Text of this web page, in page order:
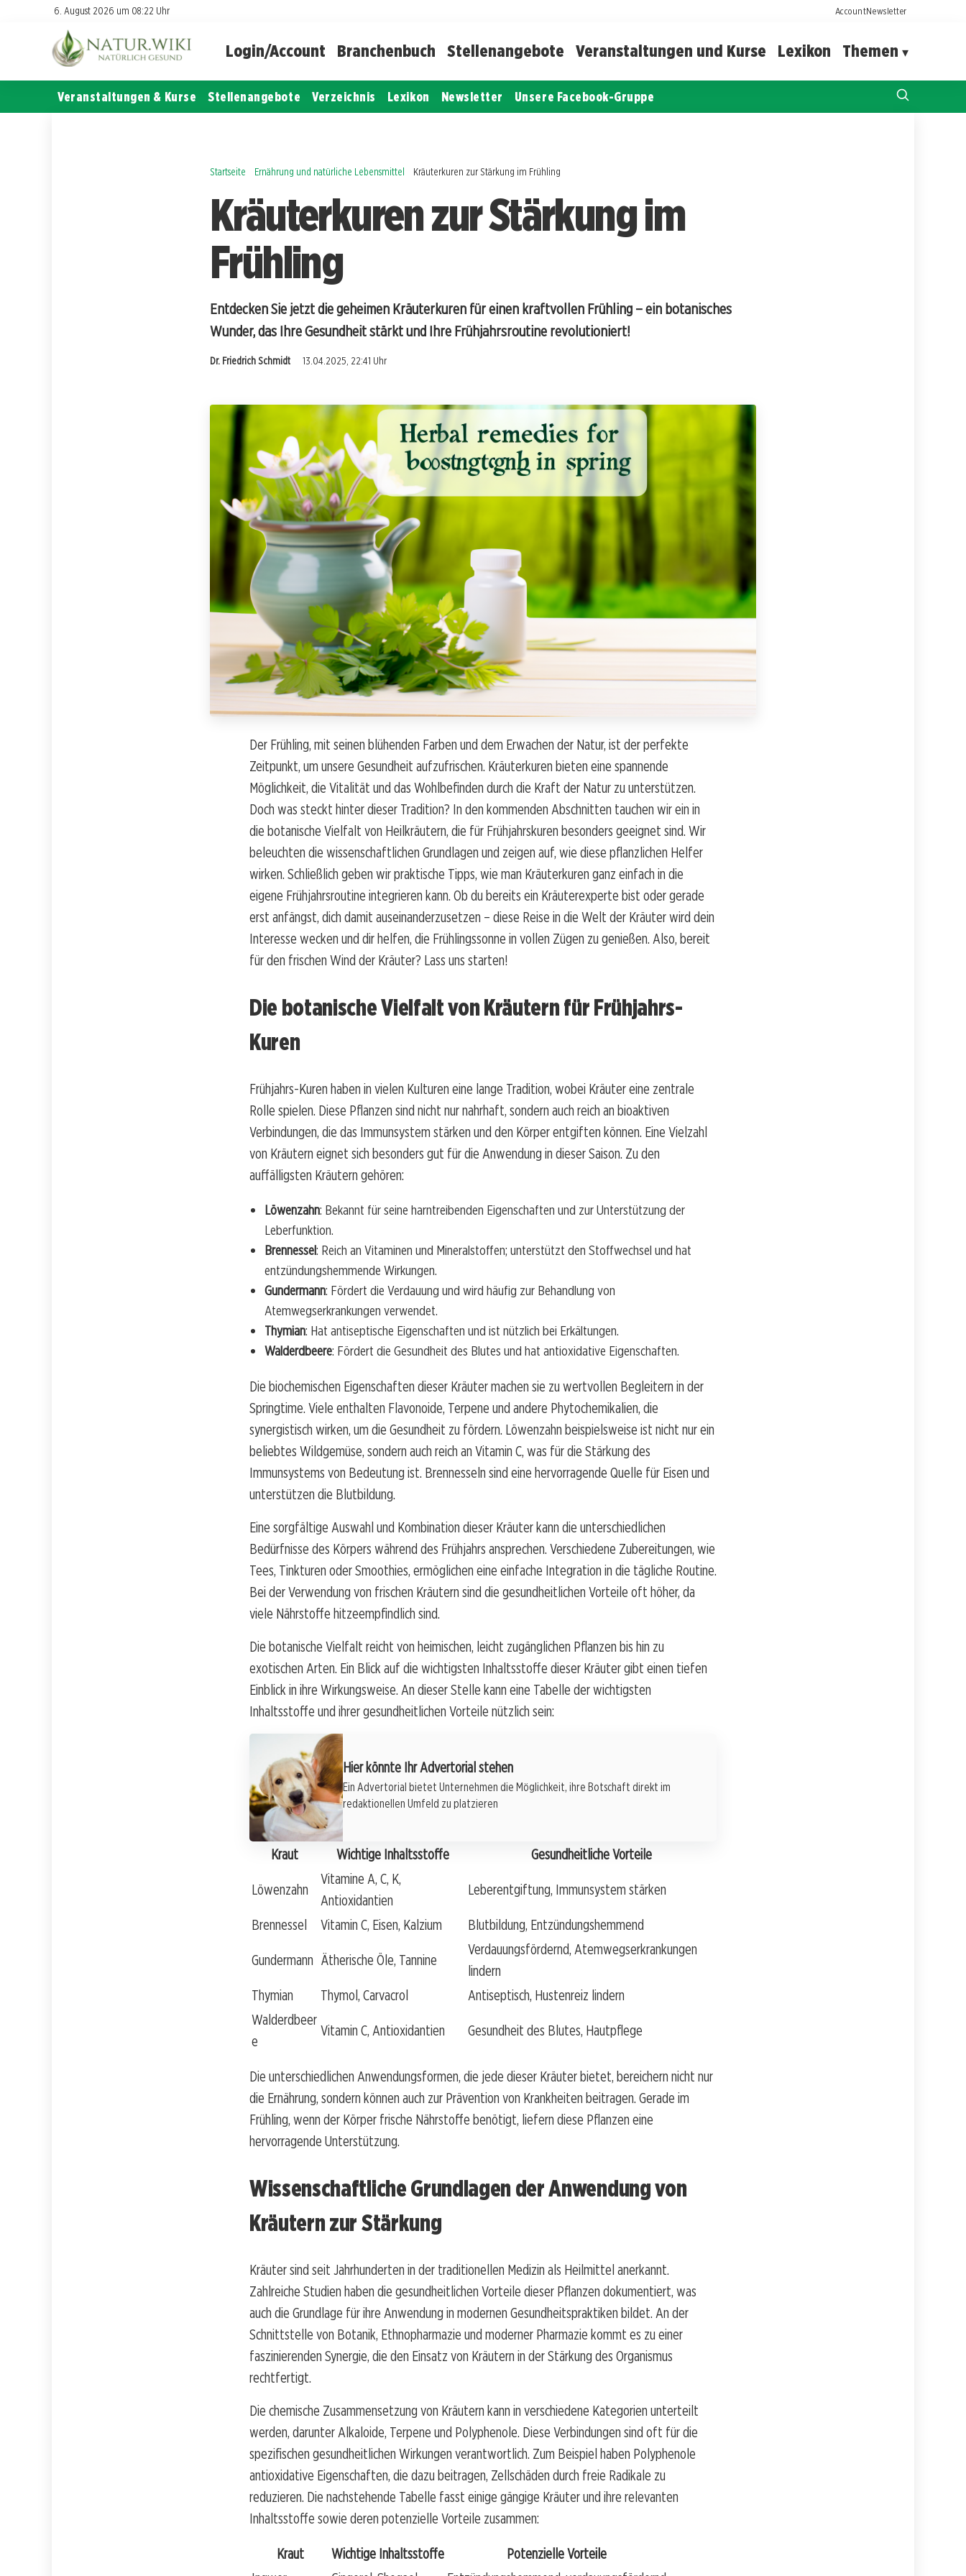
6. August 2026 um 08:22 Uhr AccountNewsletter
Login/Account Branchenbuch Stellenangebote Veranstaltungen und Kurse Lexikon Themen
Veranstaltungen & Kurse Stellenangebote Verzeichnis Lexikon Newsletter Unsere Facebook-Gruppe
Startseite Ernährung und natürliche Lebensmittel Kräuterkuren zur Stärkung im Frühling
Kräuterkuren zur Stärkung im
Frühling
Entdecken Sie jetzt die geheimen Kräuterkuren für einen kraftvollen Frühling – ein botanisches
Wunder, das Ihre Gesundheit stärkt und Ihre Frühjahrsroutine revolutioniert!
Dr. Friedrich Schmidt 13.04.2025, 22:41 Uhr
Der Frühling, mit seinen blühenden Farben und dem Erwachen der Natur, ist der perfekte
Zeitpunkt, um unsere Gesundheit aufzufrischen. Kräuterkuren bieten eine spannende
Möglichkeit, die Vitalität und das Wohlbefinden durch die Kraft der Natur zu unterstützen.
Doch was steckt hinter dieser Tradition? In den kommenden Abschnitten tauchen wir ein in
die botanische Vielfalt von Heilkräutern, die für Frühjahrskuren besonders geeignet sind. Wir
beleuchten die wissenschaftlichen Grundlagen und zeigen auf, wie diese pflanzlichen Helfer
wirken. Schließlich geben wir praktische Tipps, wie man Kräuterkuren ganz einfach in die
eigene Frühjahrsroutine integrieren kann. Ob du bereits ein Kräuterexperte bist oder gerade
erst anfängst, dich damit auseinanderzusetzen – diese Reise in die Welt der Kräuter wird dein
Interesse wecken und dir helfen, die Frühlingssonne in vollen Zügen zu genießen. Also, bereit
für den frischen Wind der Kräuter? Lass uns starten!
Die botanische Vielfalt von Kräutern für Frühjahrs-
Kuren
Frühjahrs-Kuren haben in vielen Kulturen eine lange Tradition, wobei Kräuter eine zentrale
Rolle spielen. Diese Pflanzen sind nicht nur nahrhaft, sondern auch reich an bioaktiven
Verbindungen, die das Immunsystem stärken und den Körper entgiften können. Eine Vielzahl
von Kräutern eignet sich besonders gut für die Anwendung in dieser Saison. Zu den
auffälligsten Kräutern gehören:
Löwenzahn: Bekannt für seine harntreibenden Eigenschaften und zur Unterstützung der
Leberfunktion.
Brennessel: Reich an Vitaminen und Mineralstoffen; unterstützt den Stoffwechsel und hat
entzündungshemmende Wirkungen.
Gundermann: Fördert die Verdauung und wird häufig zur Behandlung von
Atemwegserkrankungen verwendet.
Thymian: Hat antiseptische Eigenschaften und ist nützlich bei Erkältungen.
Walderdbeere: Fördert die Gesundheit des Blutes und hat antioxidative Eigenschaften.
Die biochemischen Eigenschaften dieser Kräuter machen sie zu wertvollen Begleitern in der
Springtime. Viele enthalten Flavonoide, Terpene und andere Phytochemikalien, die
synergistisch wirken, um die Gesundheit zu fördern. Löwenzahn beispielsweise ist nicht nur ein
beliebtes Wildgemüse, sondern auch reich an Vitamin C, was für die Stärkung des
Immunsystems von Bedeutung ist. Brennesseln sind eine hervorragende Quelle für Eisen und
unterstützen die Blutbildung.
Eine sorgfältige Auswahl und Kombination dieser Kräuter kann die unterschiedlichen
Bedürfnisse des Körpers während des Frühjahrs ansprechen. Verschiedene Zubereitungen, wie
Tees, Tinkturen oder Smoothies, ermöglichen eine einfache Integration in die tägliche Routine.
Bei der Verwendung von frischen Kräutern sind die gesundheitlichen Vorteile oft höher, da
viele Nährstoffe hitzeempfindlich sind.
Die botanische Vielfalt reicht von heimischen, leicht zugänglichen Pflanzen bis hin zu
exotischen Arten. Ein Blick auf die wichtigsten Inhaltsstoffe dieser Kräuter gibt einen tiefen
Einblick in ihre Wirkungsweise. An dieser Stelle kann eine Tabelle der wichtigsten
Inhaltsstoffe und ihrer gesundheitlichen Vorteile nützlich sein:
Hier könnte Ihr Advertorial stehen
Ein Advertorial bietet Unternehmen die Möglichkeit, ihre Botschaft direkt im
redaktionellen Umfeld zu platzieren
Kraut Wichtige Inhaltsstoffe Gesundheitliche Vorteile
Löwenzahn
Vitamine A, C, K,
Antioxidantien
Leberentgiftung, Immunsystem stärken
Brennessel Vitamin C, Eisen, Kalzium Blutbildung, Entzündungshemmend
Gundermann Ätherische Öle, Tannine
Verdauungsfördernd, Atemwegserkrankungen
lindern
Thymian
Thymol, Carvacrol
Antiseptisch, Hustenreiz lindern
Walderdbeer
e
Vitamin C, Antioxidantien Gesundheit des Blutes, Hautpflege
Die unterschiedlichen Anwendungsformen, die jede dieser Kräuter bietet, bereichern nicht nur
die Ernährung, sondern können auch zur Prävention von Krankheiten beitragen. Gerade im
Frühling, wenn der Körper frische Nährstoffe benötigt, liefern diese Pflanzen eine
hervorragende Unterstützung.
Wissenschaftliche Grundlagen der Anwendung von
Kräutern zur Stärkung
Kräuter sind seit Jahrhunderten in der traditionellen Medizin als Heilmittel anerkannt.
Zahlreiche Studien haben die gesundheitlichen Vorteile dieser Pflanzen dokumentiert, was
auch die Grundlage für ihre Anwendung in modernen Gesundheitspraktiken bildet. An der
Schnittstelle von Botanik, Ethnopharmazie und moderner Pharmazie kommt es zu einer
faszinierenden Synergie, die den Einsatz von Kräutern in der Stärkung des Organismus
rechtfertigt.
Die chemische Zusammensetzung von Kräutern kann in verschiedene Kategorien unterteilt
werden, darunter Alkaloide, Terpene und Polyphenole. Diese Verbindungen sind oft für die
spezifischen gesundheitlichen Wirkungen verantwortlich. Zum Beispiel haben Polyphenole
antioxidative Eigenschaften, die dazu beitragen, Zellschäden durch freie Radikale zu
reduzieren. Die nachstehende Tabelle fasst einige gängige Kräuter und ihre relevanten
Inhaltsstoffe sowie deren potenzielle Vorteile zusammen:
Kraut Wichtige Inhaltsstoffe
Potenzielle Vorteile